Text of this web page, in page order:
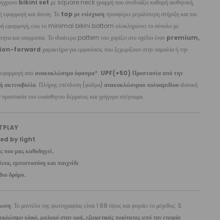
bikini set με square neck γραμμή που συνδυάζει καθαρή αισθητική,
εφαρμογή και άνεση. Το top με ενίσχυση προσφέρει μεγαλύτερη στήριξη και πιο
εφαρμογή, ενώ το minimal bikini bottom ολοκληρώνει το σύνολο με
και ισορροπία. Το ιδιαίτερο pattern του χαρίζει στο σχέδιο έναν premium,
forward χαρακτήρα για εμφανίσεις που ξεχωρίζουν στην παραλία ή την
απόανακυκλώσιμο ύφασμα*. UPF(+50) Προστασία από την
ακτινοβολία. Πλήρης επένδυση (φόδρα) ανακυκλώσιμου πολυαμιδίου ιδανική
προστασία του ευαίσθητου δέρματος και γρήγορο στέγνωμα.
by light
που μας καθοδηγεί.
εμπιστοσύνη και παιχνίδι
δρόμο.
: Το μοντέλο της φωτογραφίας είναι 1.68 ύψος και φοράει το μέγεθος: S
υλικό, μαλακό στην υφή, εξαιρετικής ποιότητας από την εταιρία